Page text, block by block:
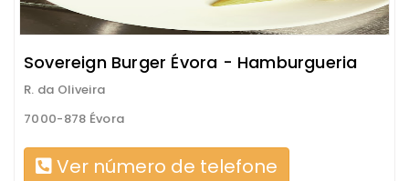
Sovereign Burger Évora - Hamburgueria
R. da Oliveira
7000-878 Évora
Ver número de telefone